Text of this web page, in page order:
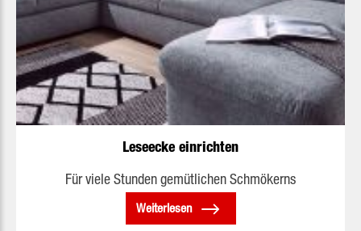
Leseecke einrichten
Für viele Stunden gemütlichen Schmökerns
Weiterlesen